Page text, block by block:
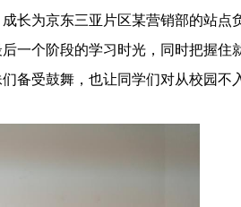
长为京东三亚片区某营销部的站点
一个阶段的学习时光，同时把握住
备受鼓舞，也让同学们对从校园不